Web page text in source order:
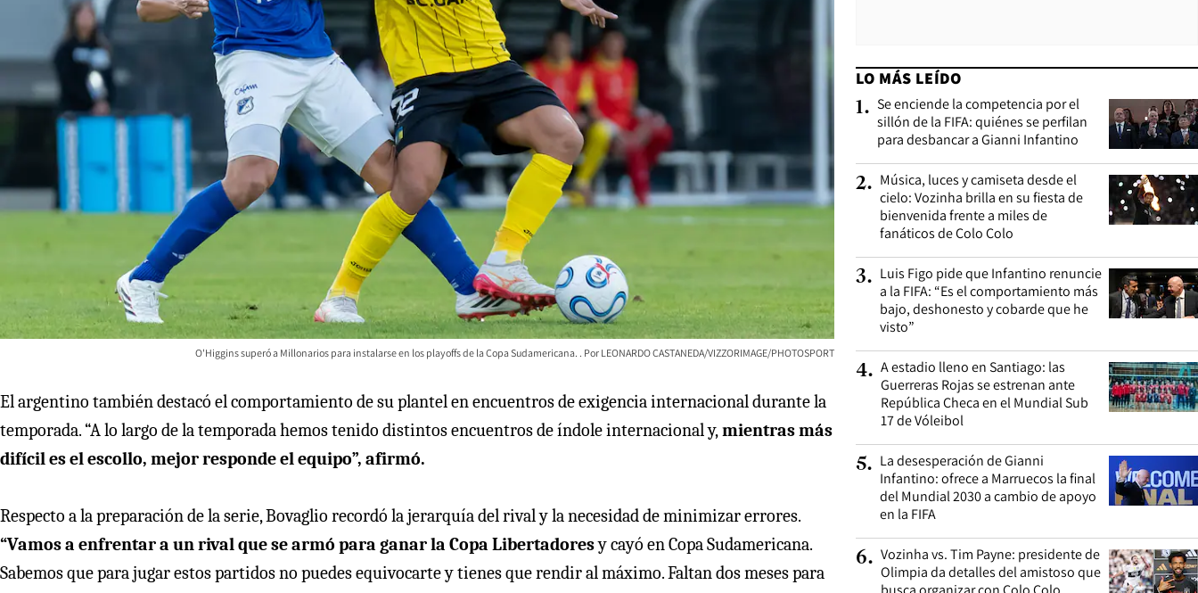
O'Higgins superó a Millonarios para instalarse en los playoffs de la Copa Sudamericana. LEONARDO CASTANEDA/VIZZORIMAGE/PHOTOSPORT
El argentino también destacó el comportamiento de su plantel en encuentros de exigencia internacional durante la
temporada. “A lo largo de la temporada hemos tenido distintos encuentros de índole internacional y,mientras más
difícil es el escollo, mejor responde el equipo”, afirmó.
Respecto a la preparación de la serie, Bovaglio recordó la jerarquía del rival y la necesidad de minimizar errores.
“Vamos a enfrentar a un rival que se armó para ganar la Copa Libertadoresy cayó en Copa Sudamericana.
Sabemos que para jugar estos partidos no puedes equivocarte y tienes que rendir al máximo. Faltan dos meses para
LO MÁS LEÍDO
1. Se enciende la competencia por el
sillón de la FIFA: quiénes se perfilan
para desbancar a Gianni Infantino
2. Música, luces y camiseta desde el
cielo: Vozinha brilla en su fiesta de
bienvenida frente a miles de
fanáticos de Colo Colo
3. Luis Figo pide que Infantino renuncie
a la FIFA: “Es el comportamiento más
bajo, deshonesto y cobarde que he
visto”
4. A estadio lleno en Santiago: las
Guerreras Rojas se estrenan ante
República Checa en el Mundial Sub
17 de Vóleibol
5. La desesperación de Gianni
Infantino: ofrece a Marruecos la final
del Mundial 2030 a cambio de apoyo
en la FIFA
6. Vozinha vs. Tim Payne: presidente de
Olimpia da detalles del amistoso que